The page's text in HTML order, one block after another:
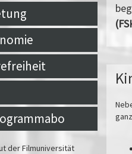
der Filmuniversität